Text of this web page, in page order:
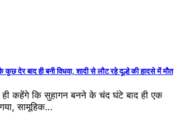
देर बाद ही बनी विधवा, शादी से लौट रहे दूल्हे की हादसे में मौत
ही कहेंगे कि सुहागन बनने के चंद घंटे बाद ही एक
सामूहिक…